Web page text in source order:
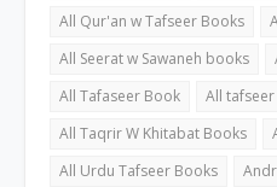
All Qur'an w Tafseer Books
All Seerat w Sawaneh books
All Tafaseer Book
All
All Taqrir W Khitabat Books
All Urdu Tafseer Books